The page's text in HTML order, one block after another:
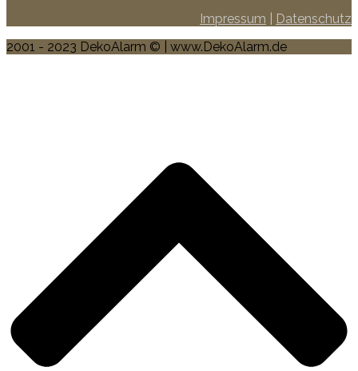
Impressum
Datenschutz
2001 - 2023 DekoAlarm © | www.DekoAlarm.de